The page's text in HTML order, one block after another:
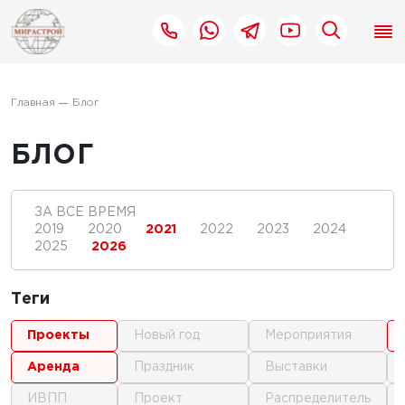
Главная Блог
БЛОГ
ЗА ВСЕ ВРЕМЯ
2019
2020 2021 2022 2023
2024
2025
2026
Теги
проекты
аренда
ИВПП
новый год
праздник
проект
мероприятия
выставки
распределитель